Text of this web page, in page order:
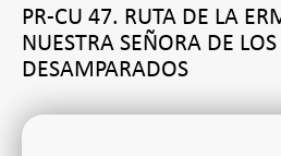
PR-CU 47. RUTA DE LA
NUESTRA SEÑORA DE LOS
DESAMPARADOS